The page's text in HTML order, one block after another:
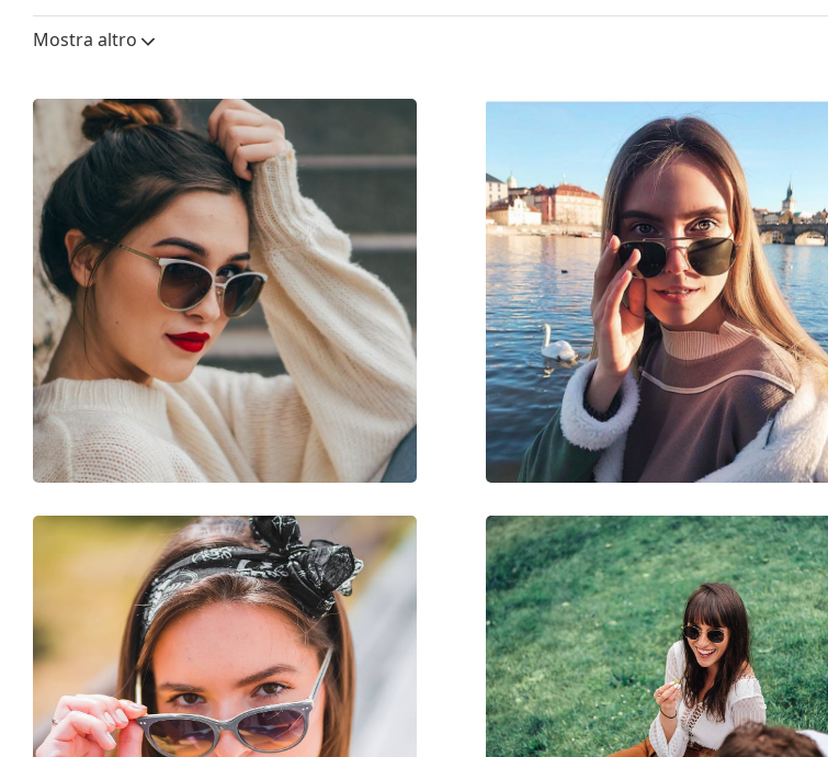
Diametro lente (Calibro):
Filtro UV 400:
Montatura
Forma montatura:
Colore montatura:
Nero
Materiale montatura:
Plastica
Taglia:
M
Larghezza montatura:
140 mm
Lunghezza asta (Asta):
140 mm
Ponte:
19 mm
Peso:
300 g
Naselli regolabili:
No
Accessori
Custodia:
Sì
Panno per pulizia:
Sì
Sesso:
Uomo
Categorie:
Occhiali da sole
Mostra altro